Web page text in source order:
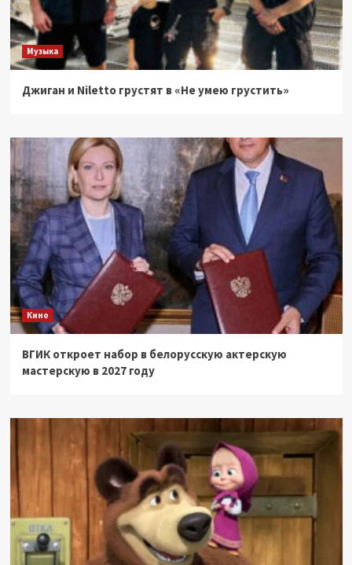
Музыка
Джиган и Niletto грустят в «Не умею грустить»
Кино
ВГИК откроет набор в белорусскую актерскую
мастерскую в 2027 году